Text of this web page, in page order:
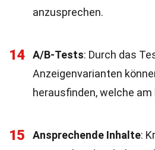
anzusprechen.
14 A/B-Tests: Durch das
Anzeigenvarianten
herausfinden, welche
15 Ansprechende Inhalte: